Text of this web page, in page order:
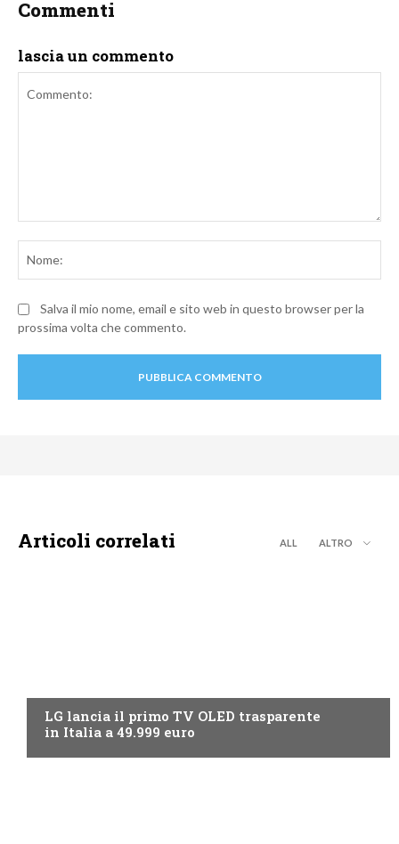
Commenti
lascia un commento
Salva il mio nome, email e sito web in questo browser per la
prossima volta che commento.
Articoli correlati ALL ALTRO
LG lancia il primo TV OLED trasparente
in Italia a 49.999 euro